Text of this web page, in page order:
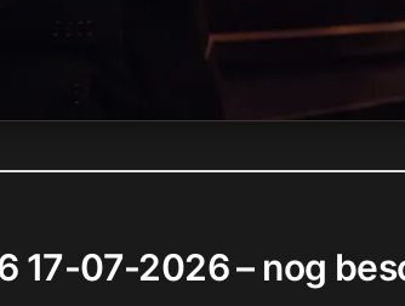
17-07-2026 – nog